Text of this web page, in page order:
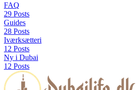
FAQ
29 Posts
Guides
28 Posts
Iværksætteri
12 Posts
Ny i Dubai
12 Posts